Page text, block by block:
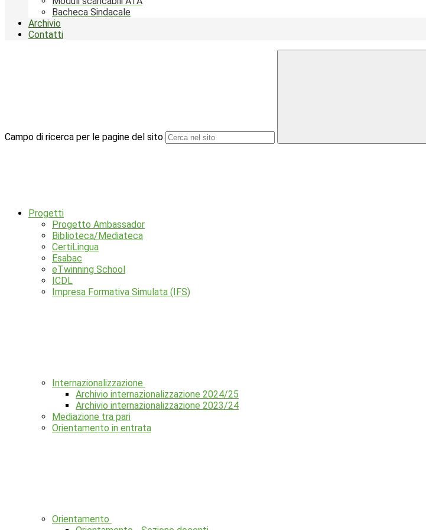
Bacheca Sindacale
Archivio
Contatti
Campo di ricerca per le pagine del sito
Progetti
Progetto Ambassador
Biblioteca/Mediateca
CertiLingua
Esabac
eTwinning School
ICDL
Impresa Formativa Simulata (IFS)
Internazionalizzazione
Archivio internazionalizzazione 2024/25
Archivio internazionalizzazione 2023/24
Mediazione tra pari
Orientamento in entrata
Orientamento